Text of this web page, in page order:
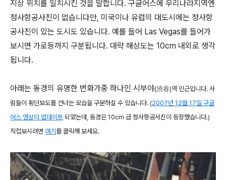
지상 위치를 일치시킨 것을 말합니다. 구글어스에 우리나라지역엔
정사항공사진이 없습니다만, 미국이나 유럽의 대도시에는 정사항
공사진이 있는 도시도 있습니다. 예를 들어 Las Vegas를 들어가
보시면 가로등까지 구분됩니다. 대략 해상도는 10cm 내외로 생각
됩니다.
아래는 동경의 유명한 번화가중 하나인 시부야(渋谷)역 인근입니다. 사
람들이 횡단보도를 건너는 모습을 구분하실 수 있습니다. (2007년 12월 17일 구글
어스 영상이 업데이트 되었는데, 동경은 10cm 급 정사항공사진이 등장했습니다.)
직접보시려면 여기를 클릭해 보세요.